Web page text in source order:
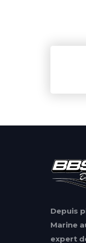
Depuis
Marine
expert